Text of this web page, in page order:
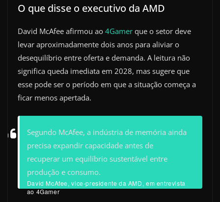
O que disse o executivo da AMD
David McAfee afirmou ao 4Gamer que o setor deve
levar aproximadamente dois anos para aliviar o
desequilíbrio entre oferta e demanda. A leitura não
significa queda imediata em 2028, mas sugere que
esse pode ser o período em que a situação começa a
ficar menos apertada.
Segundo McAfee, a indústria de memória ainda
precisa expandir capacidade antes de
recuperar um equilíbrio sustentável entre
produção e consumo.
David McAfee, vice-presidente da AMD, em entrevista
ao 4Gamer